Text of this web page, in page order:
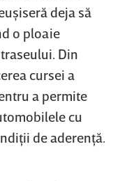
deja să
o ploaie
Din
cursei a
a permite
cu
de aderenţă.